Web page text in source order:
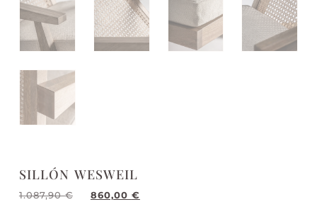
SILLÓN WESWEIL
1.087,90€ 860,00 €